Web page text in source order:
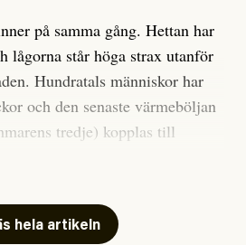
på samma gång. Hettan har
lågorna står höga strax utanför
Hundratals människor har
och den senaste värmeböljan
tredje) kopplas till
Känns det som en
vore fullständigt orimligt.
hela artikeln